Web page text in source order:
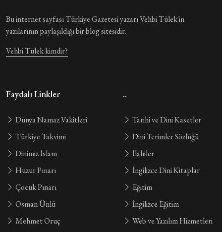
Bu internet sayfası Türkiye Gazetesi yazarı Vehbi Tülek'in
yazılarının paylaşıldığı bir blog sitesidir.
Vehbi Tülek kimdir?
Faydalı Linkler
Dünya Namaz Vakitleri
Türkiye Takvimi
Dinimiz İslam
Huzur Pınarı
Çocuk Pınarı
Osman Ünlü
Mehmet Oruç
..
Tarihi ve Dini Kasetler
Dini Terimler Sözlüğü
İlahiler
İngilizce Dini Kitaplar
Eğitim
İngilizce Eğitim
Web ve Yazılım Hizmetleri